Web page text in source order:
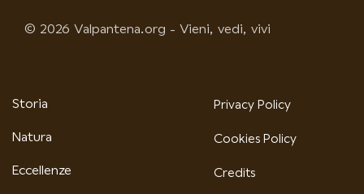
© 2026 Valpantena.org - Vieni, vedi, vivi
Storia
Natura
Eccellenze
Privacy Policy
Cookies Policy
Credits